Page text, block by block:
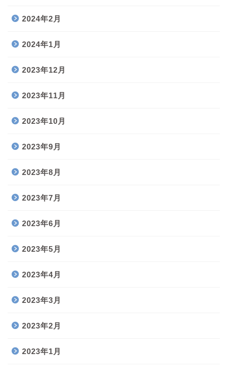
2024年2月
2024年1月
2023年12月
2023年11月
2023年10月
2023年9月
2023年8月
2023年7月
2023年6月
2023年5月
2023年4月
2023年3月
2023年2月
2023年1月